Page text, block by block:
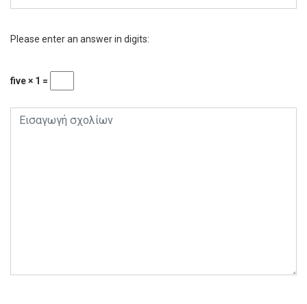
Please enter an answer in digits:
five × 1 =